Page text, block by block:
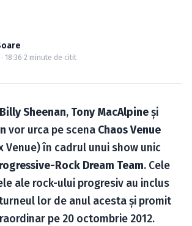
18:36·2 minute de citit
Billy Sheenan, Tony MacAlpineşi
vor urca pe scena Chaos Venue
Venue) în cadrul unui show unic
Rock Dream Team. Cele
ale rock-ului progresiv au inclus
lor de anul acesta şi promit
pe 20 octombrie 2012.